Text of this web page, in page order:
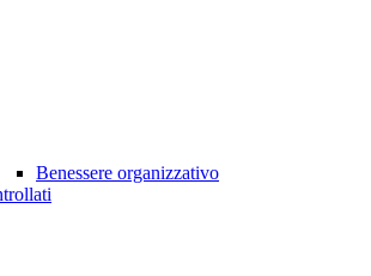
Benessere organizzativo